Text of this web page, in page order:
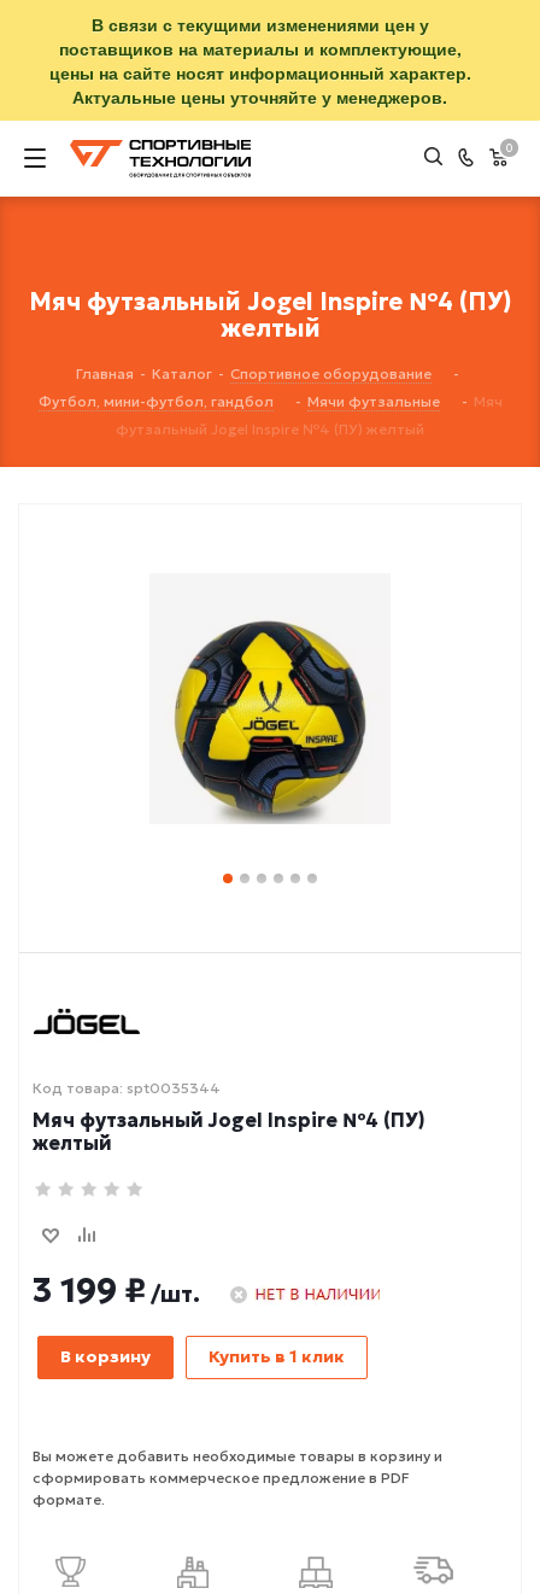
В связи с текущими изменениями цен у
поставщиков на материалы и комплектующие,
цены на сайте носят информационный характер.
Актуальные цены уточняйте у менеджеров.
0
Мяч футзальный Jogel Inspire №4 (ПУ)
желтый
Главная - Каталог - Спортивное оборудование
-
Футбол, мини-футбол, гандбол
- Мячи футзальные - Мяч
футзальный Jogel Inspire №4 (ПУ) желтый
Код товара: spt0035344
Мяч футзальный Jogel Inspire №4 (ПУ)
желтый
3 199 ₽ /шт.
В корзину Купить в 1 клик
Вы можете добавить необходимые товары в корзину и
сформировать коммерческое предложение в PDF
формате.